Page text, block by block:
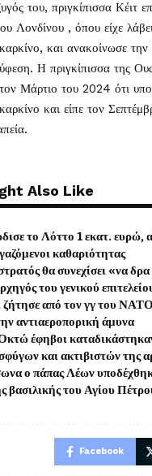
του, πριγκίπισσα Κέιτ
Λονδίνου , όπου είχε
και ανακοίνωσε την
Η πριγκίπισσα της
Μάρτιο του 2024 ότι
και είπε τον
Also Like
το Λόττο 1 εκατ. ευρώ,
καθαριότητας
θα συνεχίσει «να
του γενικού
ζήτησε από τον γγ του
αντιαεροπορική άμυνα
έφηβοι καταδικάστηκαν
και ακτιβιστών της
ο πάπας Λέων
βασιλικής του Αγίου
Facebook